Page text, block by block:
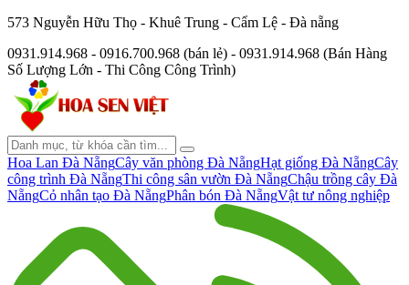
573 Nguyễn Hữu Thọ - Khuê Trung - Cẩm Lệ - Đà nẵng
0931.914.968 - 0916.700.968 (bán lẻ) - 0931.914.968 (Bán Hàng
Số Lượng Lớn - Thi Công Công Trình)
Hoa Lan Đà NẵngCây văn phòng Đà NẵngHạt giống Đà NẵngCây
công trình Đà NẵngThi công sân vườn Đà NẵngChậu trồng cây Đà
NẵngCỏ nhân tạo Đà NẵngPhân bón Đà NẵngVật tư nông nghiệp